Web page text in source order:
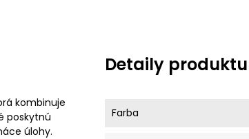
kombinuje
poskytnú
úlohy.
Detaily produktu
Farba